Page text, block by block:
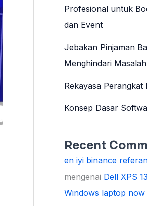
Profesional untuk
dan Event
Jebakan Pinjaman
Menghindari
Rekayasa Perangkat
Konsep Dasar
Recent
en iyi binance
mengenai Dell XPS
Windows laptop now